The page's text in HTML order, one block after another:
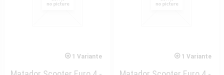
1 Variante 1 Variante